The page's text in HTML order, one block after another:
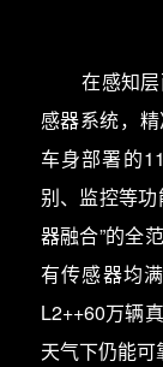
在感知层面
感器系统，
车身部署的
别、监控等
器融合”的全
有传感器均
L2++60万辆
天气下仍能可